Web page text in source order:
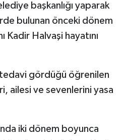
başkanlığı yaparak
bulunan önceki dönem
Kadir Halvaşi hayatını
gördüğü öğrenilen
ailesi ve sevenlerini yasa
iki dönem boyunca